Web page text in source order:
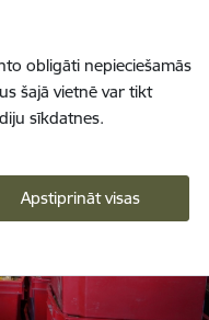
obligāti nepieciešamās
šajā vietnē var tikt
sīkdatnes.
Apstiprināt visas